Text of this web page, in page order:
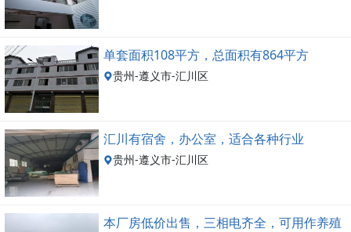
单套面积108平方，总面积有864平方
贵州-遵义市-汇川区
汇川有宿舍，办公室，适合各种行业
贵州-遵义市-汇川区
本厂房低价出售，三相电齐全，可用作养殖